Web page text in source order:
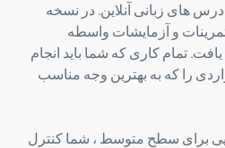
های زبانی آنلاین. در نسخه
و آزمایشات واسطه
تمام کاری که شما باید انجام
را که به بهترین وجه مناسب
برای سطح متوسط ​​، شما کنترل